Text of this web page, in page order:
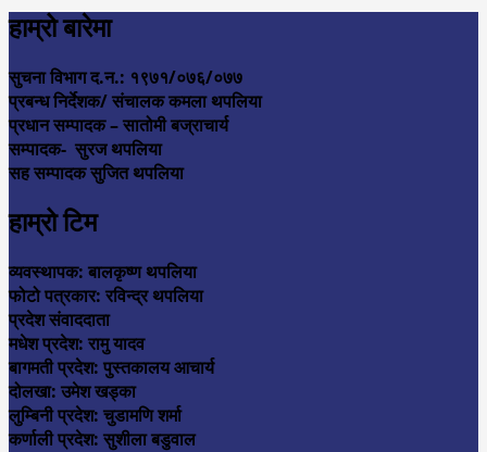
हाम्रो बारेमा
सुचना विभाग द.न.: १९७१/०७६/०७७
प्रबन्ध निर्देशक/ संचालक कमला थपलिया
प्रधान सम्पादक – सातोमी बज्राचार्य
सम्पादक- सुरज थपलिया
सह सम्पादक सुजित थपलिया
हाम्रो टिम
व्यवस्थापक: बालकृष्ण थपलिया
फोटो पत्रकार: रविन्द्र थपलिया
प्रदेश संवाददाता
मधेश प्रदेश: रामु यादव
बागमती प्रदेश: पुस्तकालय आचार्य
दोलखा: उमेश खड्का
लुम्बिनी प्रदेश: चुडामणि शर्मा
कर्णाली प्रदेश: सुशीला बडुवाल